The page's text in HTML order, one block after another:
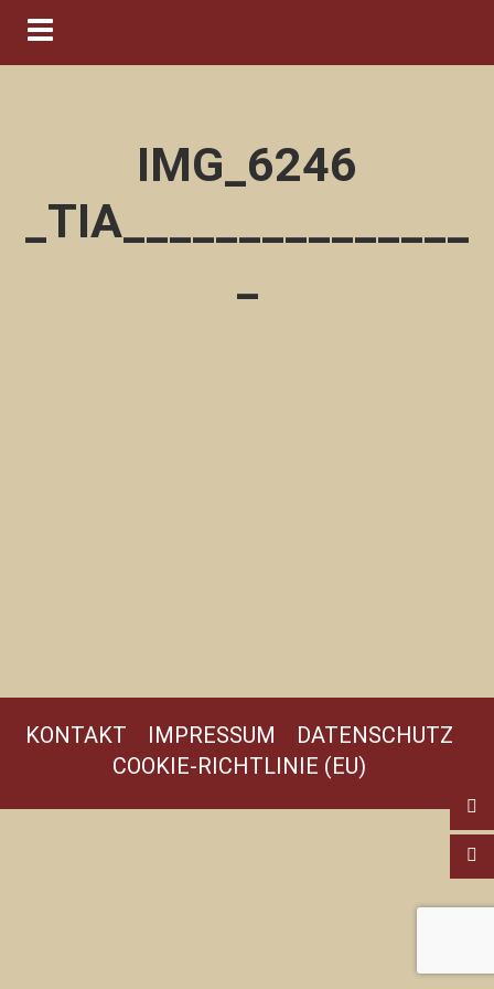
Navigation ein-/ausblenden
IMG_6246
_TIA_______________
KONTAKT IMPRESSUM
DATENSCHUTZ
COOKIE-RICHTLINIE (EU)